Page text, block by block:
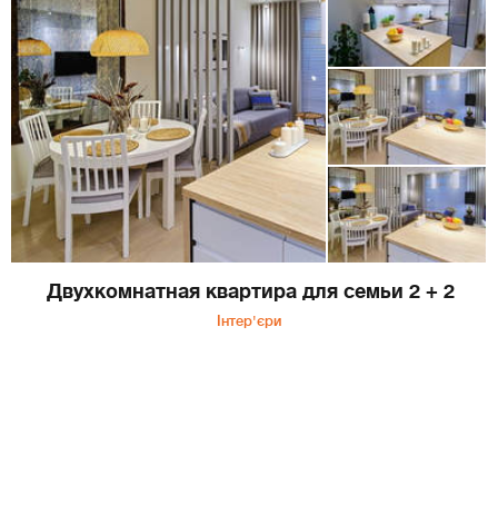
Двухкомнатная квартира для семьи 2 + 2
Інтер'єри